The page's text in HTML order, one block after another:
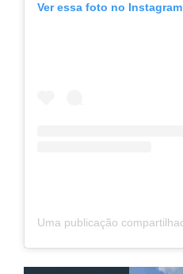
Ver essa foto no Instagram